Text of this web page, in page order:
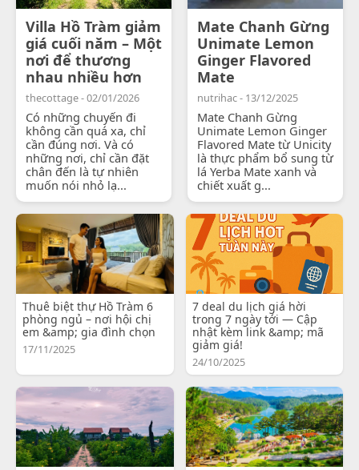
Villa Hồ Tràm giảm
giá cuối năm – Một
nơi để thương
nhau nhiều hơn
thecottage - 02/01/2026
Có những chuyến đi
không cần quá xa, chỉ
cần đúng nơi. Và có
những nơi, chỉ cần đặt
chân đến là tự nhiên
muốn nói nhỏ lạ...
Mate Chanh Gừng
Unimate Lemon
Ginger Flavored
Mate
nutrihac - 13/12/2025
Mate Chanh Gừng
Unimate Lemon Ginger
Flavored Mate từ Unicity
là thực phẩm bổ sung từ
lá Yerba Mate xanh và
chiết xuất g...
Thuê biệt thự Hồ Tràm 6
phòng ngủ – nơi hội chị
em &amp; gia đình chọn
17/11/2025
7 deal du lịch giá hời
trong 7 ngày tới — Cập
nhật kèm link &amp; mã
giảm giá!
24/10/2025